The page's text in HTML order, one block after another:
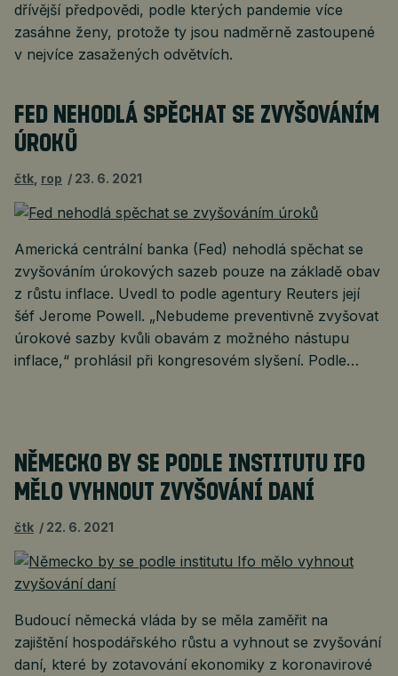
dřívější předpovědi, podle kterých pandemie více
zasáhne ženy, protože ty jsou nadměrně zastoupené
v nejvíce zasažených odvětvích.
FED NEHODLÁ SPĚCHAT SE ZVYŠOVÁNÍM
ÚROKŮ
čtk rop 23. 6. 2021
Americká centrální banka (Fed) nehodlá spěchat se
zvyšováním úrokových sazeb pouze na základě obav
z růstu inflace. Uvedl to podle agentury Reuters její
šéf Jerome Powell. „Nebudeme preventivně zvyšovat
úrokové sazby kvůli obavám z možného nástupu
inflace,“ prohlásil při kongresovém slyšení. Podle…
NĚMECKO BY SE PODLE INSTITUTU IFO
MĚLO VYHNOUT ZVYŠOVÁNÍ DANÍ
čtk 22. 6. 2021
Budoucí německá vláda by se měla zaměřit na
zajištění hospodářského růstu a vyhnout se zvyšování
daní, které by zotavování ekonomiky z koronavirové